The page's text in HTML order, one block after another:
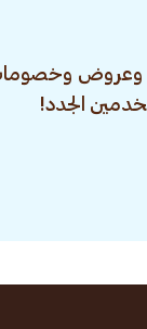
وعروض
الجدد!